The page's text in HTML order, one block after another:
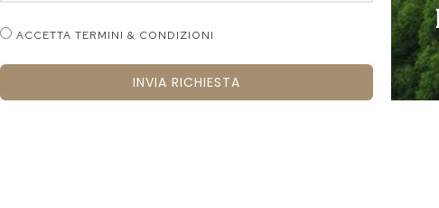
ACCETTA TERMINI & CONDIZIONI
INVIA RICHIESTA